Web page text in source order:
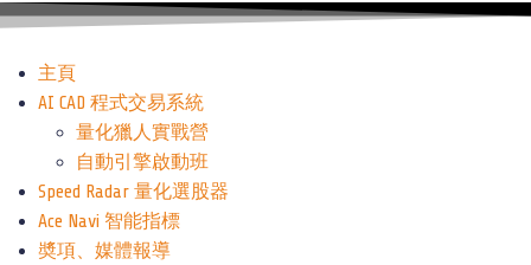
主頁
AI CAD 程式交易系統
量化獵人實戰營
自動引擎啟動班
Speed Radar 量化選股器
Ace Navi 智能指標
奬項、媒體報導